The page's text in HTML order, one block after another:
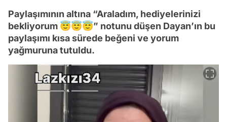
Paylaşımının altına “Araladım, hediyelerinizi
bekliyorum 😇😇😇” notunu düşen Dayan’ın bu
paylaşımı kısa sürede beğeni ve yorum
yağmuruna tutuldu.